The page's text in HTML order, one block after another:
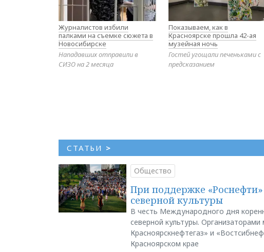
Журналистов избили
палками на съемке сюжета в
Новосибирске
Нападавших отправили в
СИЗО на 2 месяца
Показываем, как в
Красноярске прошла 42-ая
музейная ночь
Гостей угощали печеньками с
предсказанием
СТАТЬИ >
Общество
При поддержке
северной культуры
В честь Международного дня
северной культуры.
Красноярскнефтегаз» и
Красноярском крае